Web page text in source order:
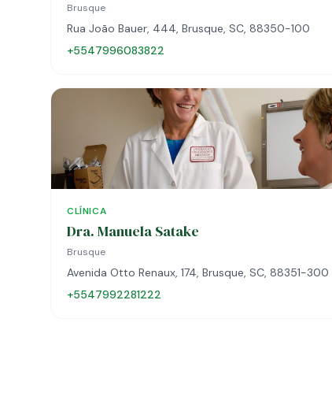
Brusque
Rua João Bauer, 444, Brusque, SC, 88350-100
+5547996083822
CLÍNICA
Dra. Manuela Satake
Brusque
Avenida Otto Renaux, 174, Brusque, SC, 88351-300
+5547992281222